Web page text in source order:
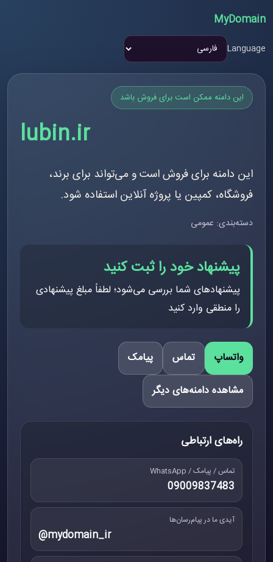
MyDomain
Language
این دامنه ممکن است برای فروش باشد
lubin.ir
این دامنه برای فروش است و می‌تواند برای برند،
فروشگاه، کمپین یا پروژه آنلاین استفاده شود.
دسته‌بندی: عمومی
پیشنهاد خود را ثبت کنید
پیشنهادهای شما بررسی می‌شود؛ لطفاً مبلغ پیشنهادی
را منطقی وارد کنید
واتساپ تماس
پیامک
مشاهده دامنه‌های دیگر
راه‌های ارتباطی
تماس / پیامک / WhatsApp
09009837483
آیدی ما در پیام‌رسان‌ها
@mydomain_ir